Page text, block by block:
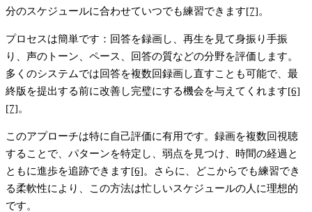
分のスケジュールに合わせていつでも練習できます[7]。
プロセスは簡単です：回答を録画し、再生を見て身振り手振
り、声のトーン、ペース、回答の質などの分野を評価します。
多くのシステムでは回答を複数回録画し直すことも可能で、最
終版を提出する前に改善し完璧にする機会を与えてくれます[6]
[7]。
このアプローチは特に自己評価に有用です。録画を複数回視聴
することで、パターンを特定し、弱点を見つけ、時間の経過と
ともに進歩を追跡できます[6]。さらに、どこからでも練習でき
る柔軟性により、この方法は忙しいスケジュールの人に理想的
です。